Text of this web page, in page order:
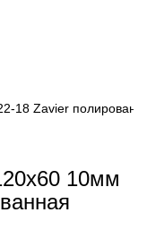
18 Zavier
10мм